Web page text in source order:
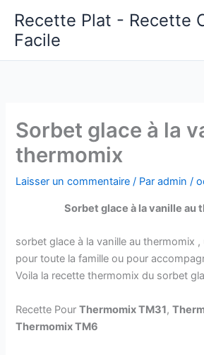
contenu
Recette Plat - Recette
Facile
Sorbet glace à la
thermomix
Laisser un commentaire / Paradmin/
Sorbet glace à la vanille au
sorbet glace à la vanille au thermomix
pour toute la famille ou pour
Voila la recette thermomix du sorbet
Recette PourThermomix TM31,
Thermomix TM6